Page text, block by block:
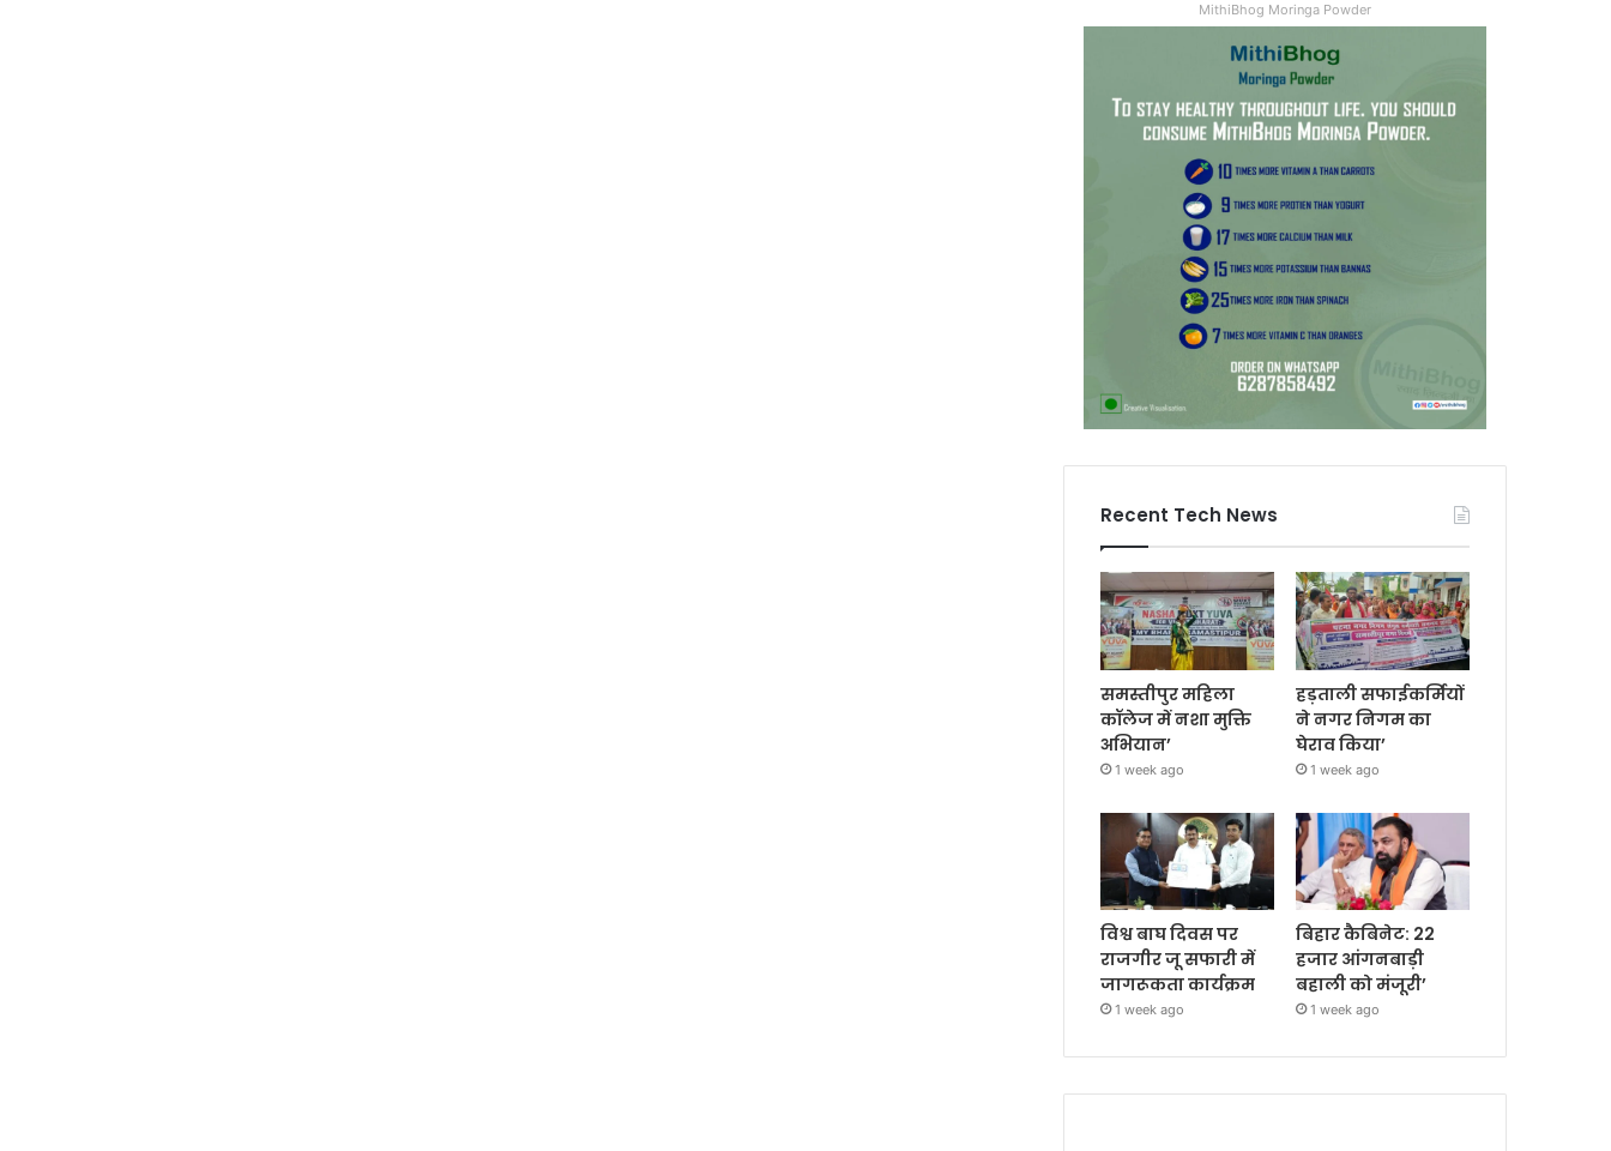
MithiBhog Moringa Powder
Recent Tech News
समस्तीपुर महिला
कॉलेज में नशा मुक्ति
अभियान’
1 week ago
हड़ताली सफाईकर्मियों
ने नगर निगम का
घेराव किया’
1 week ago
विश्व बाघ दिवस पर
राजगीर जू सफारी में
जागरूकता कार्यक्रम
1 week ago
बिहार कैबिनेट: 22
हजार आंगनबाड़ी
बहाली को मंजूरी’
1 week ago